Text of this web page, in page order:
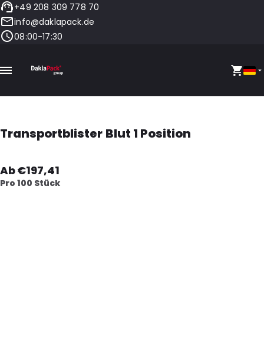
+49 208 309 778 70
info@daklapack.de
08:00-17:30
Transportblister Blut 1 Position
Ab €197,41
Pro 100 Stück